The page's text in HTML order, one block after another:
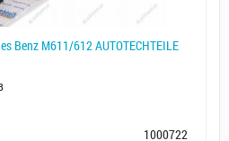
Benz M611/612 AUTOTECHTEILE
1000722